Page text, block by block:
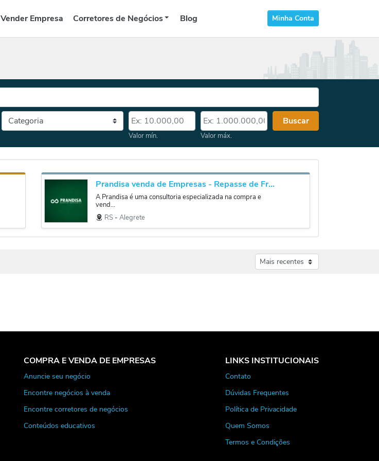
Vender Empresa Corretores de Negócios Blog Minha Conta
Categoria Valor mín.
Valor mín.
Valor máx.
Valor máx.
Buscar
Prandisa venda de Empresas - Repasse de Franquias - Valuation
A Prandisa é uma consultoria especializada na compra e
vend...
RS ‐ Alegrete
COMPRA E VENDA DE EMPRESAS
Anuncie seu negócio
Encontre negócios à venda
Encontre corretores de negócios
Conteúdos educativos
LINKS INSTITUCIONAIS
Contato
Dúvidas Frequentes
Política de Privacidade
Quem Somos
Termos e Condições